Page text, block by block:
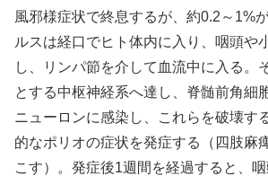
風邪様症状で終息するが、約0.2～1%
ルスは経口でヒト体内に入り、咽頭や
し、リンパ節を介して血流中に入る。
とする中枢神経系へ達し、脊髄前角細
ニューロンに感染し、これらを破壊す
的なポリオの症状を発症する（四肢麻
こす）。発症後1週間を経過すると、